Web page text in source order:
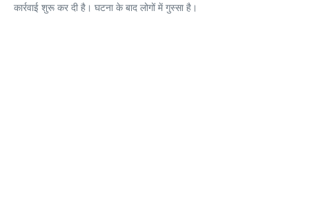
कार्रवाई शुरू कर दी है। घटना के बाद लोगों में गुस्सा है।